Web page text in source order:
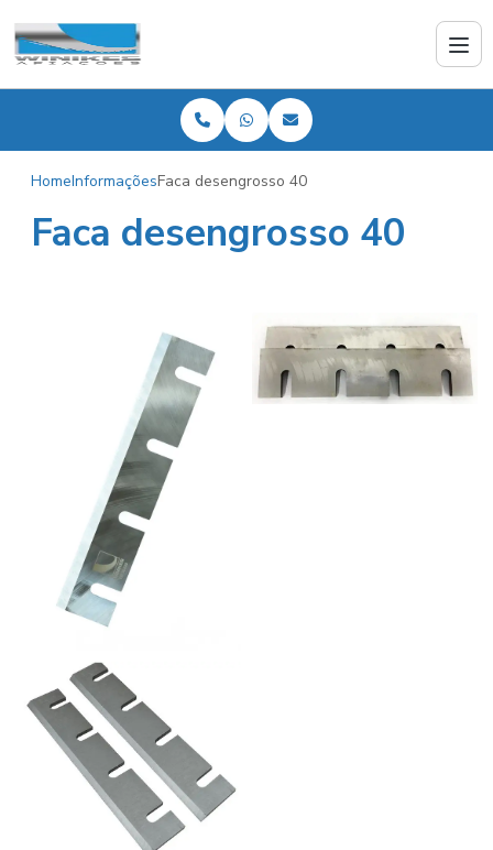
HomeInformaçõesFaca desengrosso 40
Faca desengrosso 40